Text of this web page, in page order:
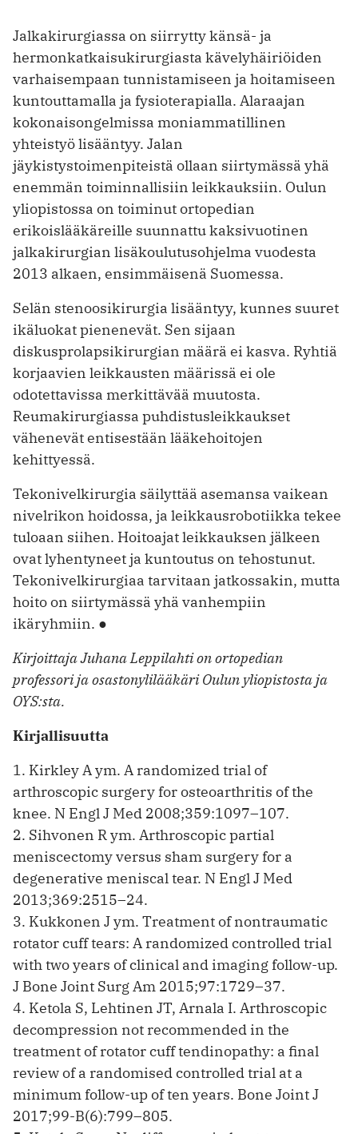
Jalkakirurgiassa on siirrytty känsä- ja
hermonkatkaisukirurgiasta kävelyhäiriöiden
varhaisempaan tunnistamiseen ja hoitamiseen
kuntouttamalla ja fysioterapialla. Alaraajan
kokonaisongelmissa moniammatillinen
yhteistyö lisääntyy. Jalan
jäykistystoimenpiteistä ollaan siirtymässä yhä
enemmän toiminnallisiin leikkauksiin. Oulun
yliopistossa on toiminut ortopedian
erikoislääkäreille suunnattu kaksivuotinen
jalkakirurgian lisäkoulutusohjelma vuodesta
2013 alkaen, ensimmäisenä Suomessa.
Selän stenoosikirurgia lisääntyy, kunnes suuret
ikäluokat pienenevät. Sen sijaan
diskusprolapsikirurgian määrä ei kasva. Ryhtiä
korjaavien leikkausten määrissä ei ole
odotettavissa merkittävää muutosta.
Reumakirurgiassa puhdistusleikkaukset
vähenevät entisestään lääkehoitojen
kehittyessä.
Tekonivelkirurgia säilyttää asemansa vaikean
nivelrikon hoidossa, ja leikkausrobotiikka tekee
tuloaan siihen. Hoitoajat leikkauksen jälkeen
ovat lyhentyneet ja kuntoutus on tehostunut.
Tekonivelkirurgiaa tarvitaan jatkossakin, mutta
hoito on siirtymässä yhä vanhempiin
ikäryhmiin. ●
Kirjoittaja Juhana Leppilahti on ortopedian
professori ja osastonylilääkäri Oulun yliopistosta ja
OYS:sta.
Kirjallisuutta
1. Kirkley A ym. A randomized trial of
arthroscopic surgery for osteoarthritis of the
knee. N Engl J Med 2008;359:1097–107.
2. Sihvonen R ym. Arthroscopic partial
meniscectomy versus sham surgery for a
degenerative meniscal tear. N Engl J Med
2013;369:2515–24.
3. Kukkonen J ym. Treatment of nontraumatic
rotator cuff tears: A randomized controlled trial
with two years of clinical and imaging follow-up.
J Bone Joint Surg Am 2015;97:1729–37.
4. Ketola S, Lehtinen JT, Arnala I. Arthroscopic
decompression not recommended in the
treatment of rotator cuff tendinopathy: a final
review of a randomised controlled trial at a
minimum follow-up of ten years. Bone Joint J
2017;99-B(6):799–805.